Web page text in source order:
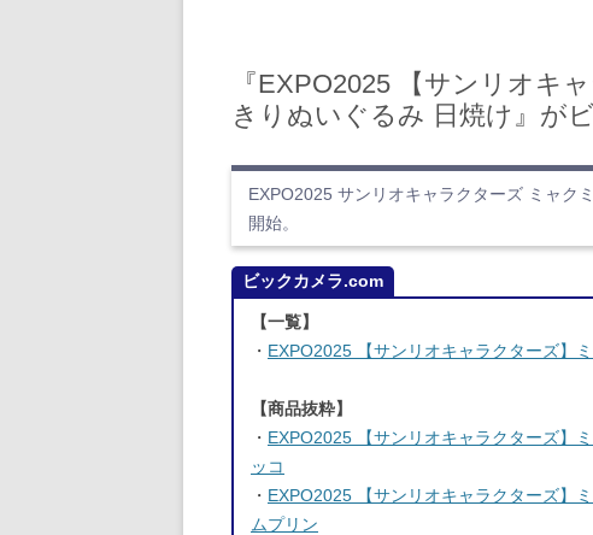
『EXPO2025 【サンリオキ
きりぬいぐるみ 日焼け』が
EXPO2025 サンリオキャラクターズ ミャク
開始。
ビックカメラ.com
【一覧】
・ EXPO2025 【サンリオキャラクターズ】
【商品抜粋】
・ EXPO2025 【サンリオキャラクターズ】
ッコ
・ EXPO2025 【サンリオキャラクターズ】
ムプリン